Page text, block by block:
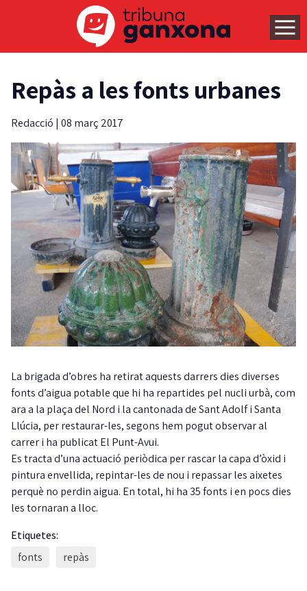
Repàs a les fonts urbanes
Redacció | 08 març 2017
La brigada d’obres ha retirat aquests darrers dies diverses
fonts d’aigua potable que hi ha repartides pel nucli urbà, com
ara a la plaça del Nord i la cantonada de Sant Adolf i Santa
Llúcia, per restaurar-les, segons hem pogut observar al
carrer i ha publicat El Punt-Avui.
Es tracta d’una actuació periòdica per rascar la capa d’òxid i
pintura envellida, repintar-les de nou i repassar les aixetes
perquè no perdin aigua. En total, hi ha 35 fonts i en pocs dies
les tornaran a lloc.
Etiquetes:
fonts
repàs